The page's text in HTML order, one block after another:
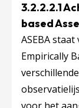
3.2.2.2.1
based
ASEBA
Empirically